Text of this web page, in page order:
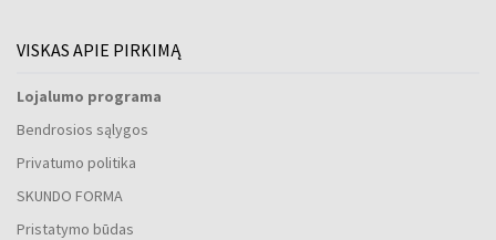
VISKAS APIE PIRKIMĄ
Lojalumo programa
Bendrosios sąlygos
Privatumo politika
SKUNDO FORMA
Pristatymo būdas